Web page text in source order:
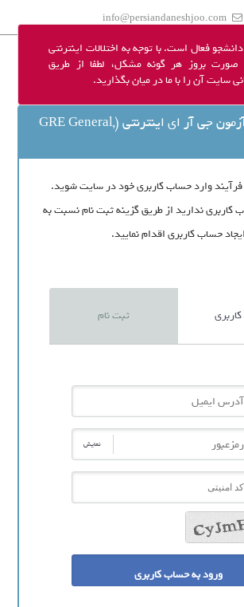
فعال است. با توجه به اختلالات اینترنتی
بروز هر گونه مشکل، لطفا از طریق
سایت آن را با ما در میان بگذارید.
info@persiandaneshjoo.com
ریپورت نمره آزمون جی آر ای اینترنتی (GRE General,
فرآیند وارد حساب کاربری خود در سایت شوید.
ندارید از طریق گزینه ثبت نام نسبت به
ایجاد حساب کاربری اقدام نمایید.
ثبت نام
ایمیل
نمایش
امنیتی